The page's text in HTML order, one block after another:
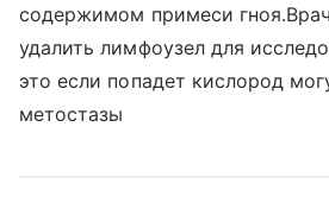
содержимом примеси
удалить лимфоузел для
это если попадет кислород
метостазы